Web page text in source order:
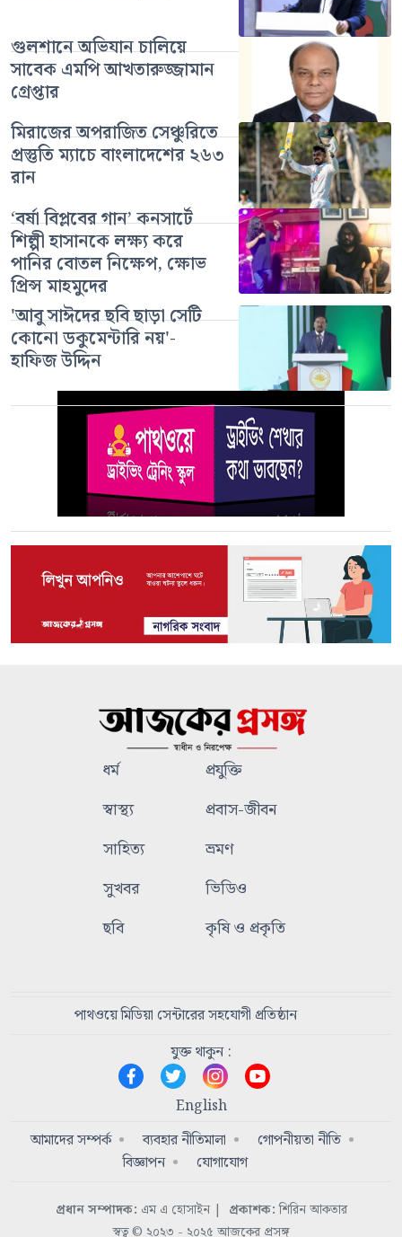
গুলশানে অভিযান চালিয়ে
সাবেক এমপি আখতারুজ্জামান
গ্রেপ্তার
মিরাজের অপরাজিত সেঞ্চুরিতে
প্রস্তুতি ম্যাচে বাংলাদেশের ২৬৩
রান
‘বর্ষা বিপ্লবের গান’ কনসার্টে
শিল্পী হাসানকে লক্ষ্য করে
পানির বোতল নিক্ষেপ, ক্ষোভ
প্রিন্স মাহমুদের
'আবু সাঈদের ছবি ছাড়া সেটি
কোনো ডকুমেন্টারি নয়'-
হাফিজ উদ্দিন
ধর্ম
প্রযুক্তি
স্বাস্থ্য
প্রবাস-জীবন
সাহিত্য
ভ্রমণ
সুখবর
ভিডিও
ছবি
কৃষি ও প্রকৃতি
পাথওয়ে মিডিয়া সেন্টারের সহযোগী প্রতিষ্ঠান
যুক্ত থাকুন :
English
আমাদের সম্পর্ক
ব্যবহার নীতিমালা
গোপনীয়তা নীতি
বিজ্ঞাপন
যোগাযোগ
প্রধান সম্পাদক: এম এ হোসাইন | প্রকাশক:শিরিন আকতার
স্বত্ব © ২০২৩ - ২০২৫ আজকের প্রসঙ্গ